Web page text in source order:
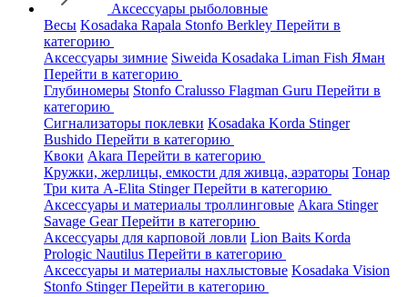
Аксессуары рыболовные
Весы Kosadaka Rapala Stonfo Berkley Перейти в
категорию
Аксессуары зимние Siweida Kosadaka Liman Fish Яман
Перейти в категорию
Глубиномеры Stonfo Cralusso Flagman Guru Перейти в
категорию
Сигнализаторы поклевки Kosadaka Korda Stinger
Bushido Перейти в категорию
Квоки Akara Перейти в категорию
Кружки, жерлицы, емкости для живца, аэраторы Тонар
Три кита A-Elita StingerПерейти в категорию
Аксессуары и материалы троллинговые Akara Stinger
Savage GearПерейти в категорию
Аксессуары для карповой ловли Lion Baits Korda
Prologic Nautilus Перейти в категорию
Аксессуары и материалы нахлыстовые Kosadaka Vision
Stonfo StingerПерейти в категорию